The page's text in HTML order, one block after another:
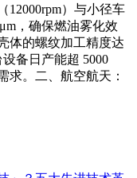
12000rpm）与小径车
，确保燃油雾化效
体的螺纹加工精度达
备日产能超 5000
求。二、航空航天：